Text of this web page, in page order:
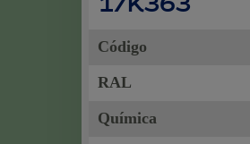
Código
RAL
Química